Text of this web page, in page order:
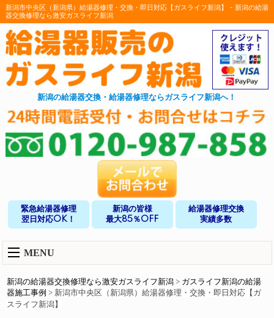
新潟市中央区（新潟県）給湯器修理・交換・即日対応【ガスライフ新潟】 - 新潟の給湯
器交換修理なら激安ガスライフ新潟
新潟の給湯器交換・給湯器修理ならガスライフ新潟へ！
緊急給湯器修理
翌日対応OK！
新潟の皆様
最大85％OFF
給湯器修理交換
実績多数
MENU
新潟の給湯器交換修理なら激安ガスライフ新潟 > ガスライフ新潟の給湯
器施工事例 > 新潟市中央区（新潟県）給湯器修理・交換・即日対応【ガ
スライフ新潟】